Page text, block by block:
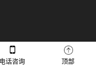
电话咨询 顶部